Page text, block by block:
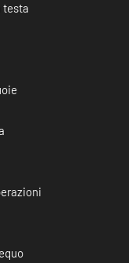
testa